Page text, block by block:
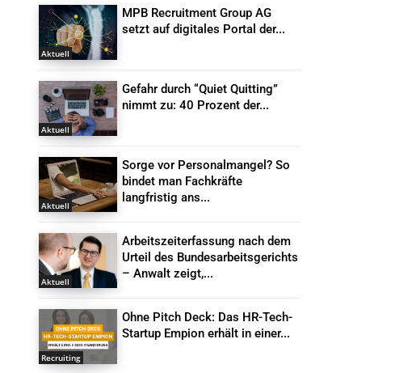
Aktuell
MPB Recruitment Group AG
setzt auf digitales Portal der...
Aktuell
Gefahr durch “Quiet Quitting”
nimmt zu: 40 Prozent der...
Aktuell
Sorge vor Personalmangel? So
bindet man Fachkräfte
langfristig ans...
Aktuell
Arbeitszeiterfassung nach dem
Urteil des Bundesarbeitsgerichts
– Anwalt zeigt,...
Recruiting
Ohne Pitch Deck: Das HR-Tech-
Startup Empion erhält in einer...